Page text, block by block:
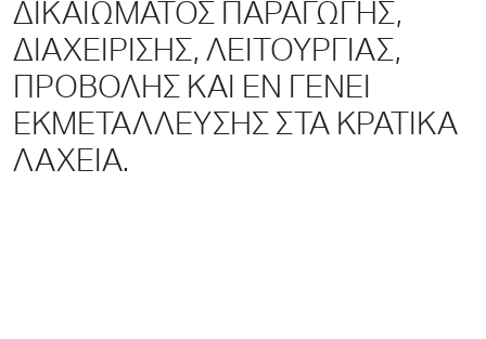
ΔΙΚΑΙΩΜΑΤΟΣ ΠΑΡΑΓΩΓΗΣ,
ΔΙΑΧΕΙΡΙΣΗΣ, ΛΕΙΤΟΥΡΓΙΑΣ,
ΠΡΟΒΟΛΗΣ ΚΑΙ ΕΝ ΓΕΝΕΙ
ΕΚΜΕΤΑΛΛΕΥΣΗΣ ΣΤΑ ΚΡΑΤΙΚΑ
ΛΑΧΕΙΑ.